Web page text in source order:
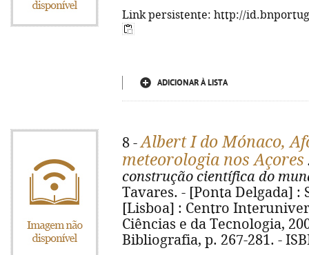
Link persistente: http://
ADICIONAR À LISTA
8 -Albert I do Mónaco,
meteorologia nos Açores
construção científica do
Tavares. - [Ponta Delgada] :
[Lisboa] : Centro
Ciências e da Tecnologia,
Bibliografia, p. 267-281. -